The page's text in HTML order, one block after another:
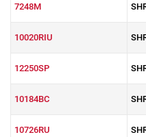
7248M
10020RIU
12250SP
10184BC
10726RU